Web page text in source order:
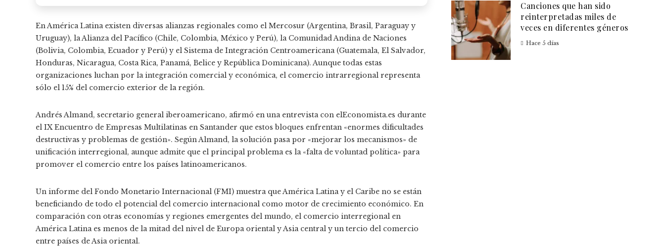
En América Latina existen diversas alianzas regionales como el Mercosur (Argentina, Brasil, Paraguay y
Uruguay), la Alianza del Pacífico (Chile, Colombia, México y Perú), la Comunidad Andina de Naciones
(Bolivia, Colombia, Ecuador y Perú) y el Sistema de Integración Centroamericana (Guatemala, El Salvador,
Honduras, Nicaragua, Costa Rica, Panamá, Belice y República Dominicana). Aunque todas estas
organizaciones luchan por la integración comercial y económica, el comercio intrarregional representa
sólo el 15% del comercio exterior de la región.
Andrés Almand, secretario general iberoamericano, afirmó en una entrevista con elEconomista.es durante
el IX Encuentro de Empresas Multilatinas en Santander que estos bloques enfrentan «enormes dificultades
destructivas y problemas de gestión». Según Almand, la solución pasa por «mejorar los mecanismos» de
unificación interregional, aunque admite que el principal problema es la «falta de voluntad política» para
promover el comercio entre los países latinoamericanos.
Un informe del Fondo Monetario Internacional (FMI) muestra que América Latina y el Caribe no se están
beneficiando de todo el potencial del comercio internacional como motor de crecimiento económico. En
comparación con otras economías y regiones emergentes del mundo, el comercio interregional en
América Latina es menos de la mitad del nivel de Europa oriental y Asia central y un tercio del comercio
entre países de Asia oriental.
Canciones que han sido
reinterpretadas miles de
veces en diferentes géneros
Hace 5 días